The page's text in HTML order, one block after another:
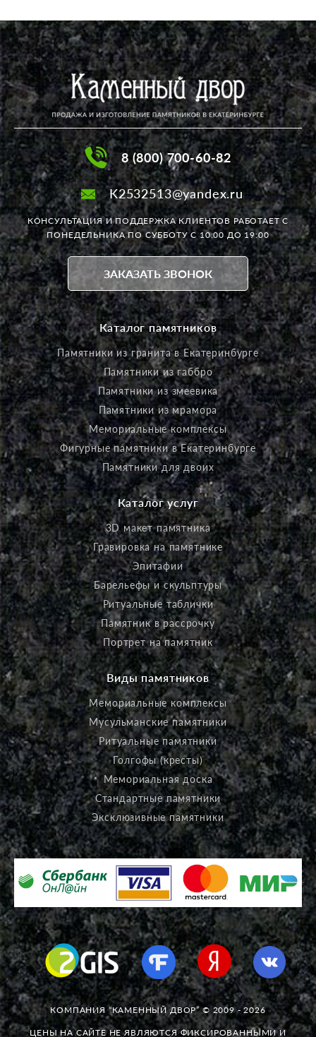
8 (800) 700-60-82
K2532513@yandex.ru
КОНСУЛЬТАЦИЯ И ПОДДЕРЖКА КЛИЕНТОВ РАБОТАЕТС
ПОНЕДЕЛЬНИКА ПО СУББОТУ С 10:00 ДО 19:00
ЗАКАЗАТЬ ЗВОНОК
Каталог памятников
Памятники из гранита в Екатеринбурге
Памятники из габбро
Памятники из змеевика
Памятники из мрамора
Мемориальные комплексы
Фигурные памятники в Екатеринбурге
Памятники для двоих
Каталог услуг
3D макет памятника
Гравировка на памятнике
Эпитафии
Барельефы и скульптуры
Ритуальные таблички
Памятник в рассрочку
Портрет на памятник
Виды памятников
Мемориальные комплексы
Мусульманские памятники
Ритуальные памятники
Голгофы (кресты)
Мемориальная доска
Стандартные памятники
Эксклюзивные памятники
КОМПАНИЯ “КАМЕННЫЙ ДВОР” © 2009 - 2026
ЦЕНЫ НА САЙТЕ НЕ ЯВЛЯЮТСЯ ФИКСИРОВАННЫМИ И